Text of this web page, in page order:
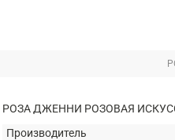
РОЗА ДЖЕННИ РОЗОВАЯ
Производитель